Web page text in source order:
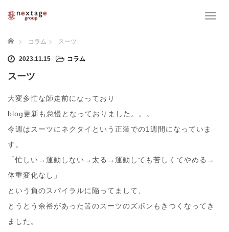
T
o
ホーム コラム スーツ
2023.11.15 コラム
スーツ
大変多忙な師走前になっており
blog更新も怠慢となっておりました。。。
今週はスーツにネクタイという正装での1週間になっていま
す。
「忙しい→運動しない→太る→運動しても苦しくてやめる→
体重変化なし」
という負のスパイラルに陥ってまして、
とうとう余裕があった筈のスーツのズボンもきつくなってき
ました。